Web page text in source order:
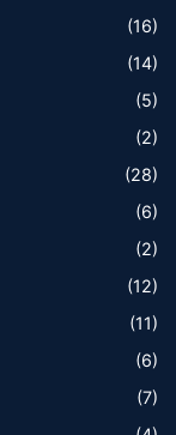
(16)
(14)
(5)
(2)
(28)
(6)
(2)
(12)
(11)
(6)
(7)